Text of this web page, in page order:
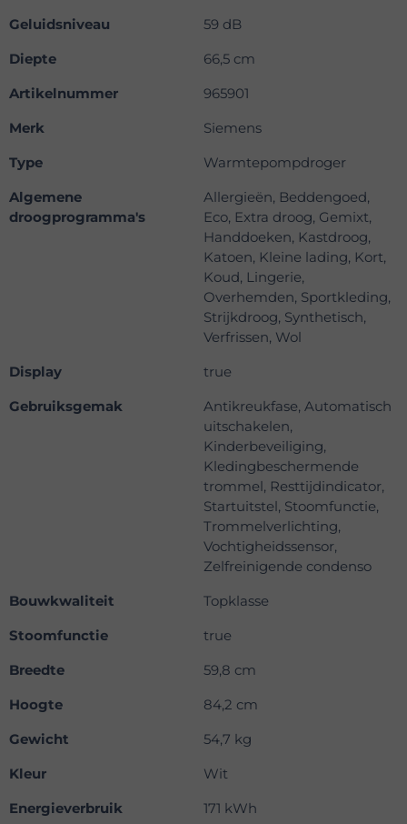
Geluidsniveau
59 dB
Diepte
66,5 cm
Artikelnummer
965901
Merk
Siemens
Type
Warmtepompdroger
Algemene
droogprogramma's
Allergieën, Beddengoed,
Eco, Extra droog, Gemixt,
Handdoeken, Kastdroog,
Katoen, Kleine lading, Kort,
Koud, Lingerie,
Overhemden, Sportkleding,
Strijkdroog, Synthetisch,
Verfrissen, Wol
Display
true
Gebruiksgemak
Antikreukfase, Automatisch
uitschakelen,
Kinderbeveiliging,
Kledingbeschermende
trommel, Resttijdindicator,
Startuitstel, Stoomfunctie,
Trommelverlichting,
Vochtigheidssensor,
Zelfreinigende condenso
Bouwkwaliteit
Topklasse
Stoomfunctie
true
Breedte
59,8 cm
Hoogte
84,2 cm
Gewicht
54,7 kg
Kleur
Wit
Energieverbruik
171 kWh